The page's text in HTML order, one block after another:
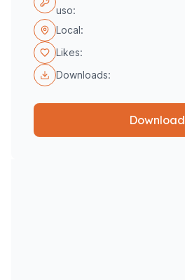
uso:
Local:
Likes:
Downloads:
Download